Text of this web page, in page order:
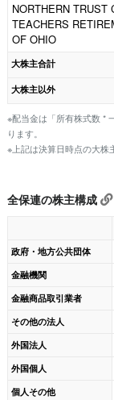
NORTHERN TRUST
TEACHERS
OF OHIO
大株主合計
大株主以外
※配当金は「所有株式数 *
ります。
※上記は決算日時点の大株
全保連の株主構成
政府・地方公共団体
金融機関
金融商品取引業者
その他の法人
外国法人
外国個人
個人その他